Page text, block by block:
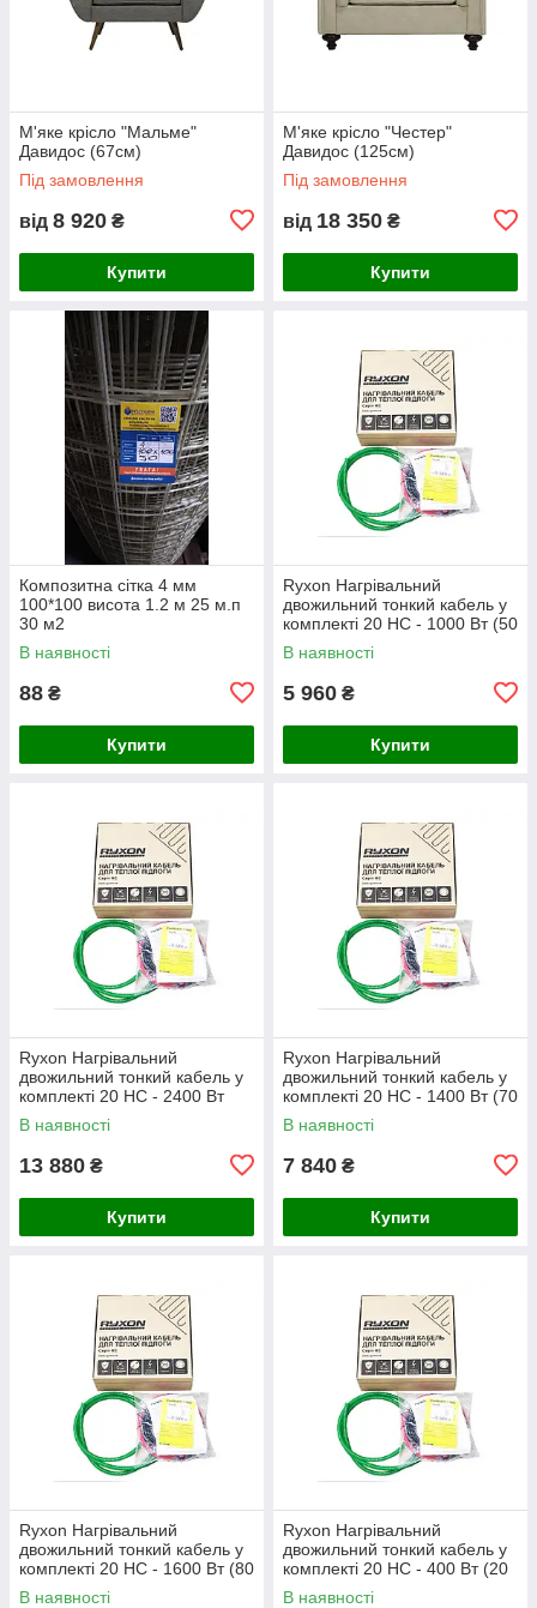
М'яке крісло "Мальме"
Давидос (67см)
Під замовлення
від 8 920 ₴
Купити
М'яке крісло "Честер"
Давидос (125см)
Під замовлення
від 18 350 ₴
Купити
Композитна сітка 4 мм
100*100 висота 1.2 м 25 м.п
30 м2
В наявності
88 ₴
Купити
Ryxon Нагрівальний
двожильний тонкий кабель у
комплекті 20 HC - 1000 Вт (50
м)
В наявності
5 960 ₴
Купити
Ryxon Нагрівальний
двожильний тонкий кабель у
комплекті 20 HC - 2400 Вт
(120 м)
В наявності
13 880 ₴
Купити
Ryxon Нагрівальний
двожильний тонкий кабель у
комплекті 20 HC - 1400 Вт (70
м)
В наявності
7 840 ₴
Купити
Ryxon Нагрівальний
двожильний тонкий кабель у
комплекті 20 HC - 1600 Вт (80
м)
В наявності
Ryxon Нагрівальний
двожильний тонкий кабель у
комплекті 20 HC - 400 Вт (20
м)
В наявності